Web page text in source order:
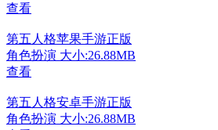
查看
第五人格苹果手游正版
角色扮演 大小:26.88MB
查看
第五人格安卓手游正版
角色扮演 大小:26.88MB